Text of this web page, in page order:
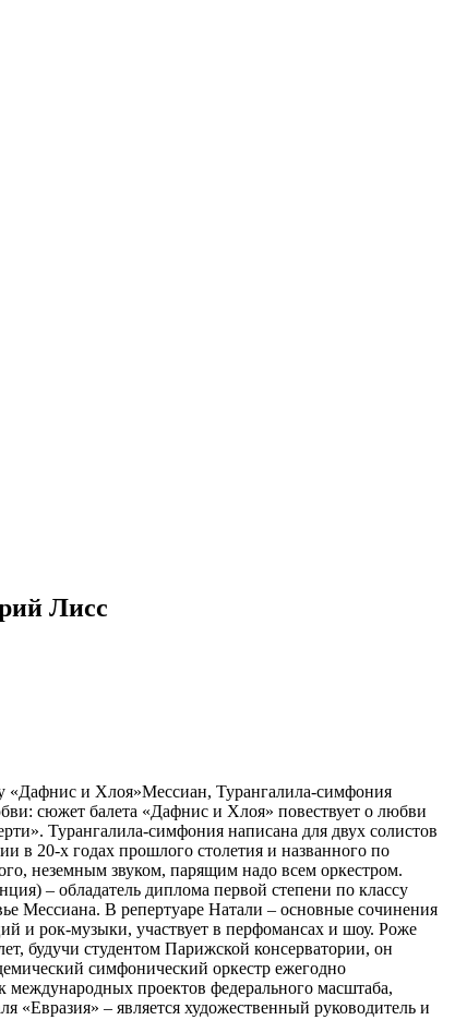
Лисс
и Хлоя»Мессиан, Турангалила-симфония
сюжет балета «Дафнис и Хлоя» повествует о любви
Турангалила-симфония написана для двух солистов
в 20-х годах прошлого столетия и названного по
неземным звуком, парящим надо всем оркестром.
– обладатель диплома первой степени по классу
Мессиана. В репертуаре Натали – основные сочинения
и рок-музыки, участвует в перфомансах и шоу. Роже
будучи студентом Парижской консерватории, он
симфонический оркестр ежегодно
международных проектов федерального масштаба,
– является художественный руководитель и